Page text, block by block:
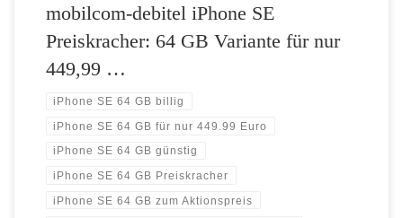
mobilcom-debitel iPhone SE
Preiskracher: 64 GB Variante für nur
449,99 …
iPhone SE 64 GB billig
iPhone SE 64 GB für nur 449.99 Euro
iPhone SE 64 GB günstig
iPhone SE 64 GB Preiskracher
iPhone SE 64 GB zum Aktionspreis